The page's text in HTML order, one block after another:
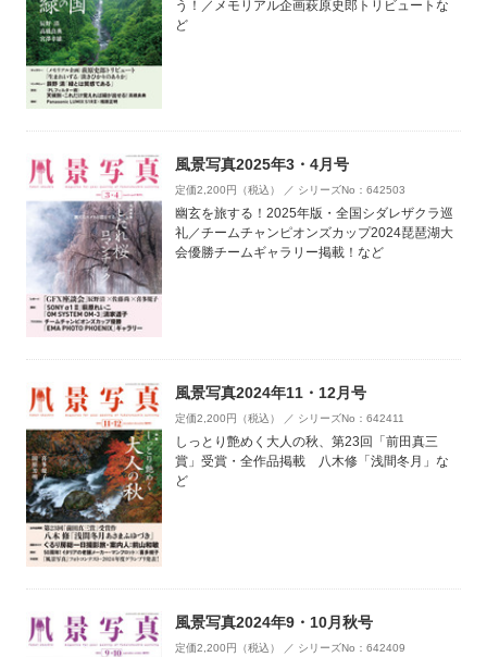
う！／メモリアル企画萩原史郎トリビュートな
ど
風景写真2025年3・4月号
定価2,200円（税込） ／ シリーズNo：642503
幽玄を旅する！2025年版・全国シダレザクラ巡
礼／チームチャンピオンズカップ2024琵琶湖大
会優勝チームギャラリー掲載！など
風景写真2024年11・12月号
定価2,200円（税込） ／ シリーズNo：642411
しっとり艶めく大人の秋、第23回「前田真三
賞」受賞・全作品掲載 八木修「浅間冬月」な
ど
風景写真2024年9・10月秋号
定価2,200円（税込） ／ シリーズNo：642409